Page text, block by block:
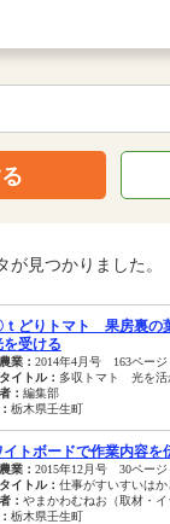
が見つかりました。
ｔどりトマト 果房裏の
を受ける
業： 2014年4月号 163ページ
イトル： 多収トマト 光を活
： 編集部
栃木県壬生町
イトボードで作業内容を
業： 2015年12月号 30ページ
イトル： 仕事がすいすいはか
： やまかわむねお（取材・
栃木県壬生町